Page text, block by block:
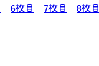
6枚目 7枚目 8枚目